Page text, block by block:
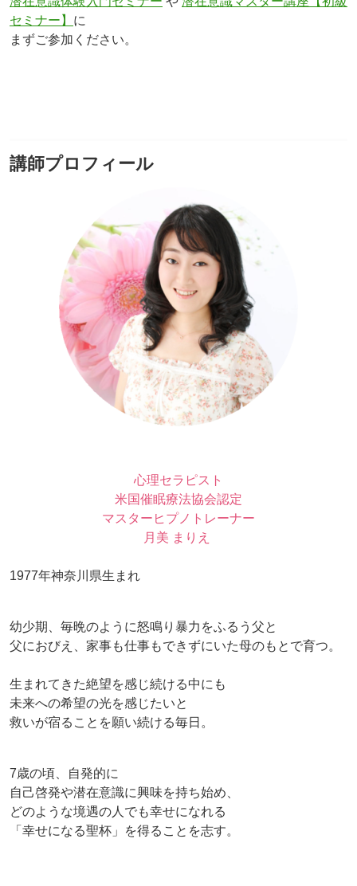
セミナー】 に
まずご参加ください。
講師プロフィール
心理セラピスト
米国催眠療法協会認定
マスターヒプノトレーナー
月美 まりえ
1977年神奈川県生まれ
幼少期、毎晩のように怒鳴り暴力をふるう父と
父におびえ、家事も仕事もできずにいた母のもとで育つ。
生まれてきた絶望を感じ続ける中にも
未来への希望の光を感じたいと
救いが宿ることを願い続ける毎日。
7歳の頃、自発的に
自己啓発や潜在意識に興味を持ち始め、
どのような境遇の人でも幸せになれる
「幸せになる聖杯」を得ることを志す。